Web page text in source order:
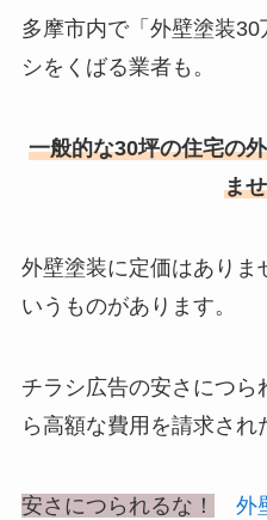
多摩市内で「外壁塗装
シをくばる業者も。
一般的な30坪の住宅の
ま
外壁塗装に定価はありま
いうものがあります。
チラシ広告の安さにつら
ら 高額な費用を請求され
安さにつられるな！
外